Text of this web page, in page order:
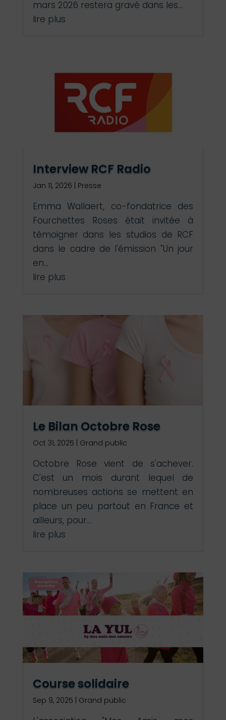
mars 2026 restera gravé dans les...
lire plus
Interview RCF Radio
Jan 11, 2026 | Presse
Emma Wallaert, co-fondatrice des
Fourchettes Roses était invitée à
témoigner dans les studios de RCF
dans le cadre de l'émission "Un jour
en...
lire plus
Le Bilan Octobre Rose
Oct 31, 2025 | Grand public
Octobre Rose vient de s'achever.
C'est un mois durant lequel de
nombreuses actions se mettent en
place un peu partout en France et
ailleurs, pour...
lire plus
Course solidaire
Sep 9, 2025 Grand public